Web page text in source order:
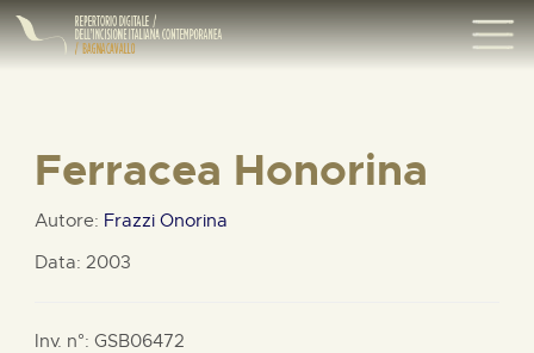
Ferracea Honorina
Autore: Frazzi Onorina
Data: 2003
Inv. n°: GSB06472